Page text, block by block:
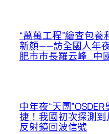
“萬萬工程”繪查包養
新顏——訪全國人年
肥市市長羅云峰_中
中年夜“天團
捷！我國初次探測
反射鏡回波信號